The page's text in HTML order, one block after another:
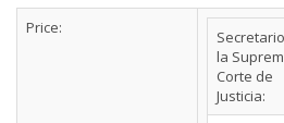
Price:
la
Corte de
Justicia: